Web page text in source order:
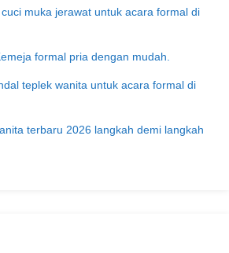
muka jerawat untuk acara formal di
formal pria dengan mudah.
teplek wanita untuk acara formal di
terbaru 2026 langkah demi langkah